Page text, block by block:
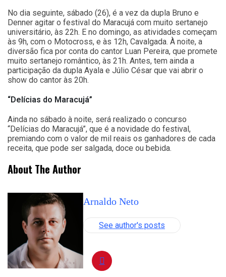
No dia seguinte, sábado (26), é a vez da dupla Bruno e
Denner agitar o festival do Maracujá com muito sertanejo
universitário, às 22h. E no domingo, as atividades começam
às 9h, com o Motocross, e às 12h, Cavalgada. À noite, a
diversão fica por conta do cantor Luan Pereira, que promete
muito sertanejo romântico, às 21h. Antes, tem ainda a
participação da dupla Ayala e Júlio César que vai abrir o
show do cantor às 20h.
“Delícias do Maracujá”
Ainda no sábado à noite, será realizado o concurso
“Delícias do Maracujá”, que é a novidade do festival,
premiando com o valor de mil reais os ganhadores de cada
receita, que pode ser salgada, doce ou bebida.
About The Author
Arnaldo Neto
See author's posts